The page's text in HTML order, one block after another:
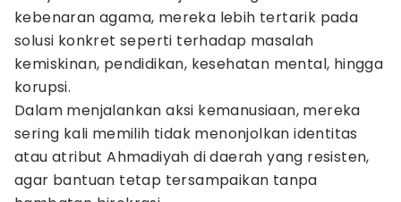
kebenaran agama, mereka lebih tertarik pada
solusi konkret seperti terhadap masalah
kemiskinan, pendidikan, kesehatan mental, hingga
korupsi.
Dalam menjalankan aksi kemanusiaan, mereka
sering kali memilih tidak menonjolkan identitas
atau atribut Ahmadiyah di daerah yang resisten,
agar bantuan tetap tersampaikan tanpa